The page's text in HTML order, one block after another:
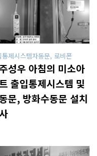
통제시스템자동문, 로비폰
성우 아침의 미소아
출입통제시스템 및
문, 방화수동문 설치